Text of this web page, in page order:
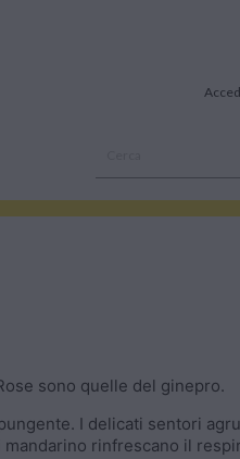
sono quelle del ginepro.
I delicati sentori
rinfrescano il